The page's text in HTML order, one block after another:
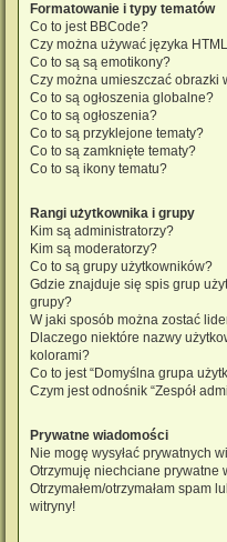
Formatowanie i typy tematów
Co to jest BBCode?
Czy można używać języka
Co to są są emotikony?
Czy można umieszczać obrazki
Co to są ogłoszenia globalne?
Co to są ogłoszenia?
Co to są przyklejone tematy?
Co to są zamknięte tematy?
Co to są ikony tematu?
Rangi użytkownika i grupy
Kim są administratorzy?
Kim są moderatorzy?
Co to są grupy użytkowników?
Gdzie znajduje się spis grup
grupy?
W jaki sposób można zostać
Dlaczego niektóre nazwy
kolorami?
Co to jest “Domyślna grupa
Czym jest odnośnik “Zespół
Prywatne wiadomości
Nie mogę wysyłać prywatnych
Otrzymuję niechciane prywatne
Otrzymałem/otrzymałam spam
witryny!